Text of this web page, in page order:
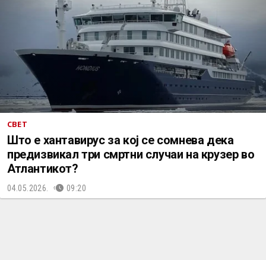
СВЕТ
Што е хантавирус за кој се сомнева дека
предизвикал три смртни случаи на крузер во
Атлантикот?
04.05.2026. 09:20